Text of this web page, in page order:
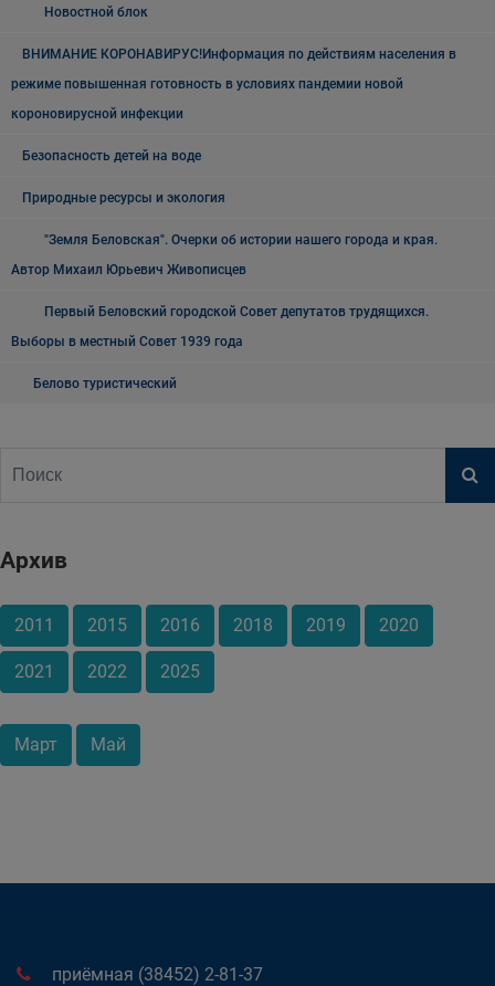
Новостной блок
ВНИМАНИЕ КОРОНАВИРУС!Информация по действиям населения в
режиме повышенная готовность в условиях пандемии новой
короновирусной инфекции
Безопасность детей на воде
Природные ресурсы и экология
"Земля Беловская". Очерки об истории нашего города и края.
Автор Михаил Юрьевич Живописцев
Первый Беловский городской Совет депутатов трудящихся.
Выборы в местный Совет 1939 года
Белово туристический
Архив
2011 2015 2016 2018 2019 2020
2021 2022 2025
Март Май
приёмная (38452) 2-81-37